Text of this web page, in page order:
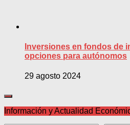
Inversiones en fondos de
opciones para autónomos
29 agosto 2024
Información y Actualidad